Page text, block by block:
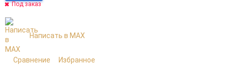
Под заказ
Написать в MAX
Сравнение
Избранное